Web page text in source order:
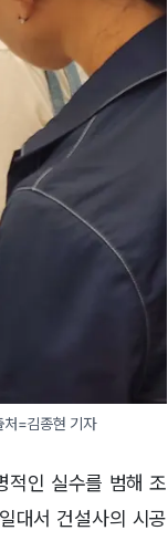
처=김종현 기자
적인 실수를 범해 조
대서 건설사의 시공